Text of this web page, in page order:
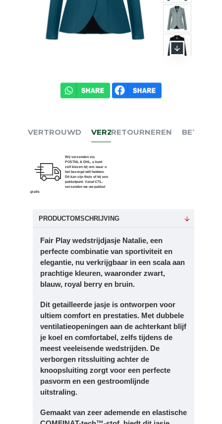
VERTROUWD VERZENDEN
Wij verzenden via
POSTNL & DHL, u kunt
zelf kiezen bij ons waar u
het bezorgd wilt hebben.
Dit kan zijn thuis of bij een
pakketpunt. Vanaf €75,-
verzenden we uw pakket
gratis
RETOURNEREN BETALEN
PRODUCTOMSCHRIJVING
Fair Play wedstrijdjasje Natalie, een
perfecte combinatie van sportiviteit en
elegantie, nu verkrijgbaar in een scala aan
prachtige kleuren, waaronder zwart,
blauw, royal berry en bruin.
Dit getailleerde jasje is ontworpen voor
ultiem comfort en prestaties. Met dubbele
ventilatieopeningen aan de achterkant blijf
je koel en comfortabel, zelfs tijdens de
meest veeleisende wedstrijden. De
verborgen ritssluiting achter de
knoopsluiting zorgt voor een perfecte
pasvorm en een gestroomlijnde
uitstraling.
Gemaakt van zeer ademende en elastische